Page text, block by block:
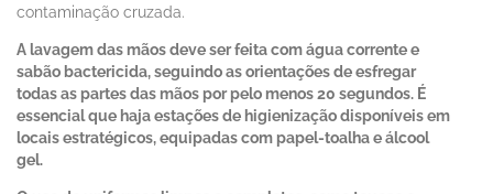
contaminação cruzada.
A lavagem das mãos deve ser feita com água corrente e
sabão bactericida, seguindo as orientações de esfregar
todas as partes das mãos por pelo menos 20 segundos. É
essencial que haja estações de higienização disponíveis em
locais estratégicos, equipadas com papel-toalha e álcool
gel.